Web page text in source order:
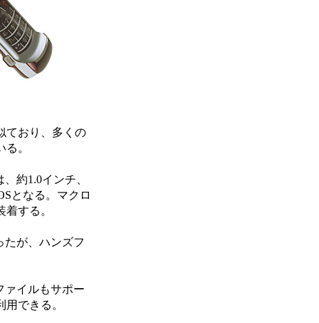
ており、多くの
。
約1.0インチ、
となる。マクロ
する。
が、ハンズフ
イルもサポー
できる。